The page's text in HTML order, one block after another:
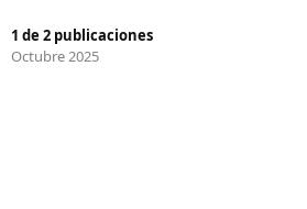
1 de 2 publicaciones
Octubre 2025